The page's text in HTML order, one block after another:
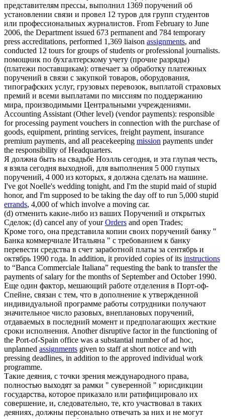
представителям прессы, выполнил 1369 поручений об
установлении связи и провел 12 туров для групп студентов
или профессиональных журналистов. From February to June
2006, the Department issued 673 permanent and 784 temporary
press accreditations, performed 1,369 liaison assignments, and
conducted 12 tours for groups of students or professional journalists.
помощник по бухгалтерскому учету (прочие разряды)
(платежи поставщикам): отвечает за обработку платежных
поручений в связи с закупкой товаров, оборудования,
типографских услуг, грузовых перевозок, выплатой страховых
премий и всеми выплатами по миссиям по поддержанию
мира, производимыми Центральными учреждениями.
Accounting Assistant (Other level) (vendor payments): responsible
for processing payment vouchers in connection with the purchase of
goods, equipment, printing services, freight payment, insurance
premium payments, and all peacekeeping mission payments under
the responsibility of Headquarters.
Я должна быть на свадьбе Ноэлль сегодня, и эта глупая честь,
я взяла сегодня выходной, для выполнения 5 000 глупых
поручений, 4 000 из которых, я должна сделать на машине.
I've got Noelle's wedding tonight, and I'm the stupid maid of stupid
honor, and I'm supposed to be taking the day off to run 5,000 stupid
errands, 4,000 of which involve a moving car.
(d) отменить какие-либо из ваших Поручений и открытых
Сделок; (d) cancel any of yourOrders and open Trades;
Кроме того, она представила копии своих поручений банку "
Банка коммерчиале Итальяна " с требованием к банку
перевести средства в счет заработной платы за сентябрь и
октябрь 1990 года. In addition, it provided copies of its instructions
to “Banca Commerciale Italiana” requesting the bank to transfer the
payments of salary for the months of September and October 1990.
Еще один фактор, мешающий работе отделения в Порт-оф-
Спейне, связан с тем, что в дополнение к утвержденной
индивидуальной программе работы сотрудники получают
значительное число разовых, внеплановых поручений,
отдаваемых в последний момент и предполагающих жесткие
сроки исполнения. Another disruptive factor in the functioning of
the Port-of-Spain office was a substantial number of ad hoc,
unplanned assignments given to staff at short notice and with
pressing deadlines, in addition to the approved individual work
programme.
Такие деяния, с точки зрения международного права,
полностью выходят за рамки " суверенной " юрисдикции
государства, которое приказало или ратифицировало их
совершение, и, следовательно, те, кто участвовал в таких
деяниях, должны персонально отвечать за них и не могут